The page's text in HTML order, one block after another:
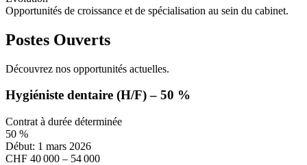
Opportunités de croissance et de spécialisation au sein du cabinet.
Postes Ouverts
Découvrez nos opportunités actuelles.
Hygiéniste dentaire (H/F) – 50 %
Contrat à durée déterminée
50 %
Début: 1 mars 2026
CHF 40 000 – 54 000